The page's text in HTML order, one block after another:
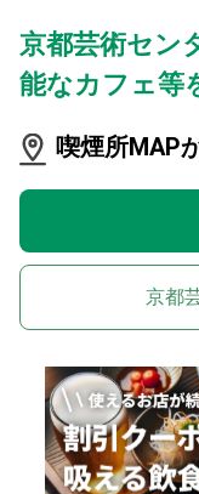
京都芸術セン
能なカフェ等
喫煙所MAP
京都